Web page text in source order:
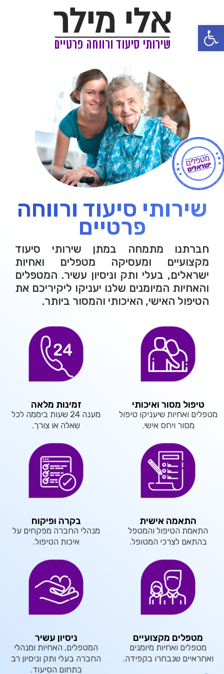
פתח סרגל נגישות
שירותי סיעוד ורווחה
פרטיים
חברתנו מתמחה במתן שירותי סיעוד
מקצועיים ומעסיקה מטפלים ואחיות
ישראלים, בעלי ותק וניסיון עשיר. המטפלים
והאחיות המיומנים שלנו יעניקו ליקיריכם את
הטיפול האישי, האיכותי והמסור ביותר.
טיפול מסור ואיכותי
מטפלים ואחיות שיעניקו טיפול
מסור ויחס אישי.
זמינות מלאה
מענה 24 שעות ביממה לכל
שאלה או צורך.
התאמה אישית
התאמת הטיפול והמטפל
בהתאם לצרכי המטופל.
בקרה ופיקוח
מנהלי החברה מפקחים על
איכות הטיפול.
מטפלים מקצועיים
מטפלים ואחיות מיומנים
ואחראיים שנבחרו בקפידה.
ניסיון עשיר
המטפלים, האחיות ומנהלי
החברה בעלי ותק וניסיון רב
בתחום הסיעוד.